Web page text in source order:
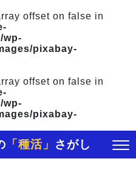
offset on false in
wp-
pixabay-
offset on false in
wp-
pixabay-
「種活」 さがし